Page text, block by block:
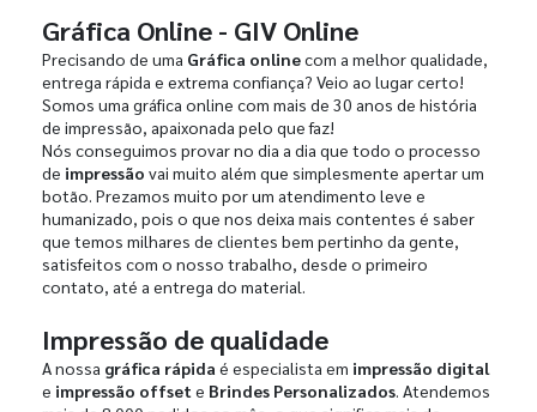
Gráfica Online - GIV Online
Precisando de uma Gráfica onlinecom a melhor qualidade,
entrega rápida e extrema confiança? Veio ao lugar certo!
Somos uma gráfica online com mais de 30 anos de história
de impressão, apaixonada pelo que faz!
Nós conseguimos provar no dia a dia que todo o processo
de impressão vai muito além que simplesmente apertar um
botão. Prezamos muito por um atendimento leve e
humanizado, pois o que nos deixa mais contentes é saber
que temos milhares de clientes bem pertinho da gente,
satisfeitos com o nosso trabalho, desde o primeiro
contato, até a entrega do material.
Impressão de qualidade
A nossa gráfica rápida é especialista em impressão digital
e impressão offset e Brindes Personalizados. Atendemos